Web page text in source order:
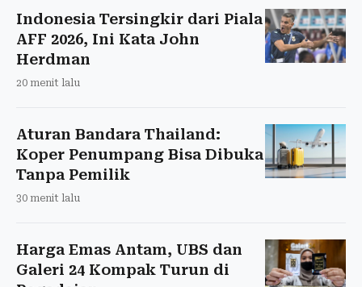
Indonesia Tersingkir dari Piala
AFF 2026, Ini Kata John
Herdman
20 menit lalu
Aturan Bandara Thailand:
Koper Penumpang Bisa Dibuka
Tanpa Pemilik
30 menit lalu
Harga Emas Antam, UBS dan
Galeri 24 Kompak Turun di